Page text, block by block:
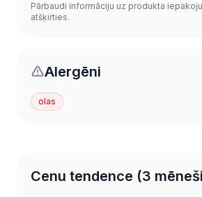
Pārbaudi informāciju uz produkta
atšķirties.
Alergēni
olas
Cenu tendence (3